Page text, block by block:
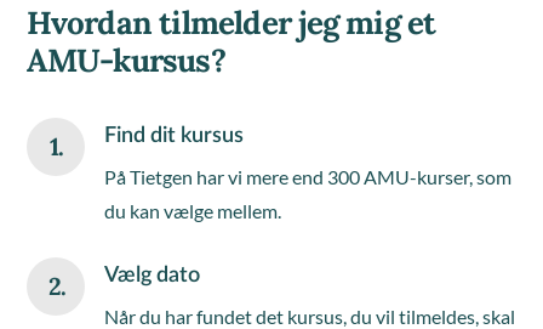
Hvordan tilmelder jeg mig et
AMU-kursus?
1. Find dit kursus
På Tietgen har vi mere end 300 AMU-kurser, som
du kan vælge mellem.
2. Vælg dato
Når du har fundet det kursus, du vil tilmeldes, skal